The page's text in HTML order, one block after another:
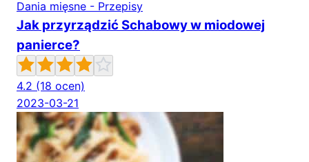
Dania mięsne - Przepisy
Jak przyrządzić Schabowy w miodowej
panierce?
4.2 (18 ocen)
2023-03-21